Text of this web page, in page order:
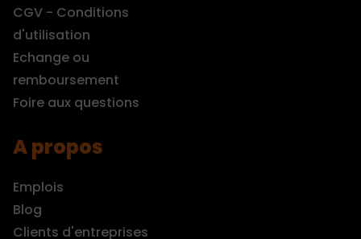
CGV - Conditions
d'utilisation
Echange ou
remboursement
Foire aux questions
A propos
Emplois
Blog
Clients d'entreprises